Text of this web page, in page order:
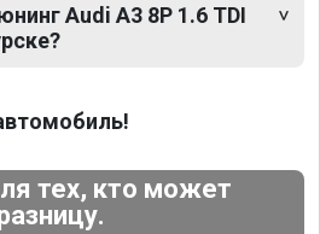
Audi A3 8P 1.6 TDI
тех, кто может